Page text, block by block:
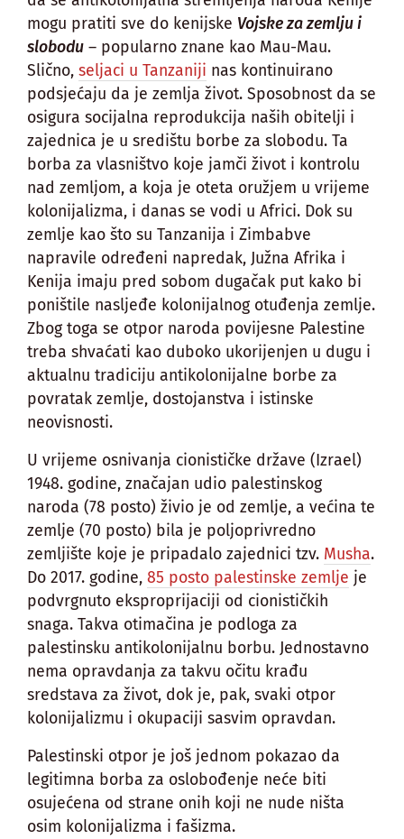
mogu pratiti sve do kenijske Vojske za zemlju i
slobodu – popularno znane kao Mau-Mau.
Slično, seljaci u Tanzaniji nas kontinuirano
podsjećaju da je zemlja život. Sposobnost da se
osigura socijalna reprodukcija naših obitelji i
zajednica je u središtu borbe za slobodu. Ta
borba za vlasništvo koje jamči život i kontrolu
nad zemljom, a koja je oteta oružjem u vrijeme
kolonijalizma, i danas se vodi u Africi. Dok su
zemlje kao što su Tanzanija i Zimbabve
napravile određeni napredak, Južna Afrika i
Kenija imaju pred sobom dugačak put kako bi
poništile nasljeđe kolonijalnog otuđenja zemlje.
Zbog toga se otpor naroda povijesne Palestine
treba shvaćati kao duboko ukorijenjen u dugu i
aktualnu tradiciju antikolonijalne borbe za
povratak zemlje, dostojanstva i istinske
neovisnosti.
U vrijeme osnivanja cionističke države (Izrael)
1948. godine, značajan udio palestinskog
naroda (78 posto) živio je od zemlje, a većina te
zemlje (70 posto) bila je poljoprivredno
zemljište koje je pripadalo zajednici tzv. Musha.
Do 2017. godine, 85 posto palestinske zemlje je
podvrgnuto eksproprijaciji od cionističkih
snaga. Takva otimačina je podloga za
palestinsku antikolonijalnu borbu. Jednostavno
nema opravdanja za takvu očitu krađu
sredstava za život, dok je, pak, svaki otpor
kolonijalizmu i okupaciji sasvim opravdan.
Palestinski otpor je još jednom pokazao da
legitimna borba za oslobođenje neće biti
osujećena od strane onih koji ne nude ništa
osim kolonijalizma i fašizma.